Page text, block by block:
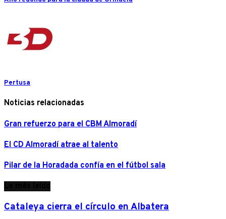
Pertusa
Noticias relacionadas
Gran refuerzo para el CBM Almoradí
El CD Almoradí atrae al talento
Pilar de la Horadada confía en el fútbol sala
Cataleya cierra el círculo en Albatera